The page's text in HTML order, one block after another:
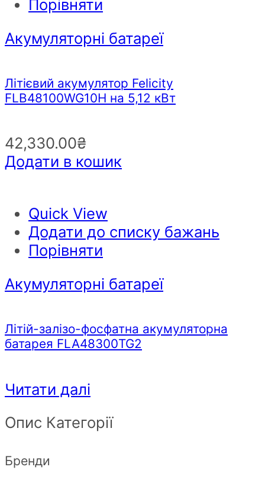
Порівняти
Акумуляторні батареї
Літієвий акумулятор Felicity
FLB48100WG10H на 5,12 кВт
42,330.00₴
Додати в кошик
Quick View
Додати до списку бажань
Порівняти
Акумуляторні батареї
Літій-залізо-фосфатна акумуляторна
батарея FLA48300TG2
Читати далі
Опис Категорії
Бренди